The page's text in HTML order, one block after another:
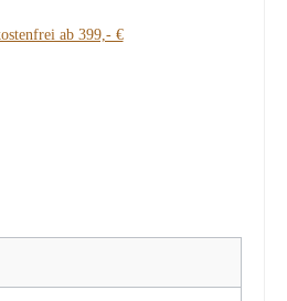
ab 399,- €